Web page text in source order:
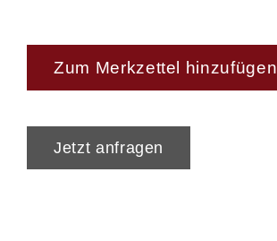
Zum Merkzettel hinzufügen
Jetzt anfragen